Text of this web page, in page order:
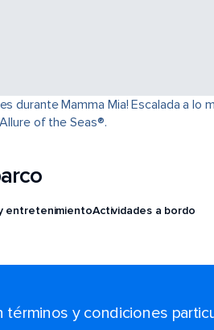
durante Mamma Mia! Escalada a lo
of the Seas®.
entretenimientoActividades a bordo
y condiciones